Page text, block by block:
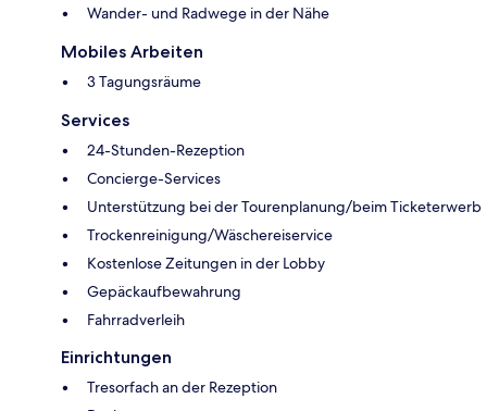
Wander- und Radwege in der Nähe
Mobiles Arbeiten
3 Tagungsräume
Services
24-Stunden-Rezeption
Concierge-Services
Unterstützung bei der Tourenplanung/beim Ticketerwerb
Trockenreinigung/Wäschereiservice
Kostenlose Zeitungen in der Lobby
Gepäckaufbewahrung
Fahrradverleih
Einrichtungen
Tresorfach an der Rezeption